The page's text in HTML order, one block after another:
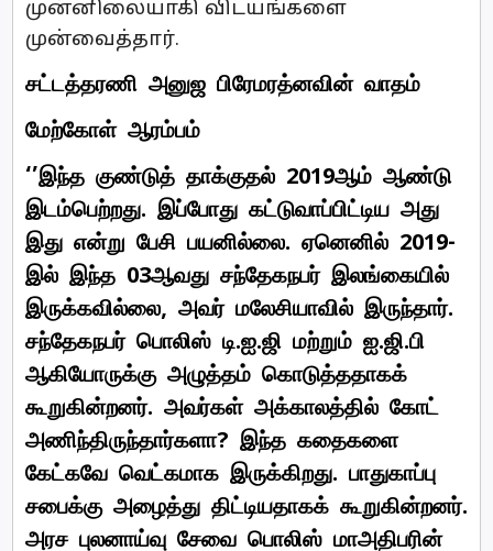
முன்னிலையாகி விடயங்களை
முன்வைத்தார்.
சட்டத்தரணி அனுஜ பிரேமரத்னவின் வாதம்
மேற்கோள் ஆரம்பம்
‘’இந்த குண்டுத் தாக்குதல் 2019ஆம் ஆண்டு
இடம்பெற்றது. இப்போது கட்டுவாப்பிட்டிய அது
இது என்று பேசி பயனில்லை. ஏனெனில் 2019-
இல் இந்த 03ஆவது சந்தேகநபர் இலங்கையில்
இருக்கவில்லை, அவர் மலேசியாவில் இருந்தார்.
சந்தேகநபர் பொலிஸ் டி.ஐ.ஜி மற்றும் ஐ.ஜி.பி
ஆகியோருக்கு அழுத்தம் கொடுத்ததாகக்
கூறுகின்றனர். அவர்கள் அக்காலத்தில் கோட்
அணிந்திருந்தார்களா? இந்த கதைகளை
கேட்கவே வெட்கமாக இருக்கிறது. பாதுகாப்பு
சபைக்கு அழைத்து திட்டியதாகக் கூறுகின்றனர்.
அரச புலனாய்வு சேவை பொலிஸ் மாஅதிபரின்